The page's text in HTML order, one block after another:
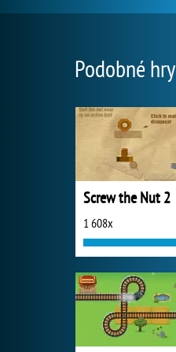
Podobné hry
Screw the Nut 2
1 608x